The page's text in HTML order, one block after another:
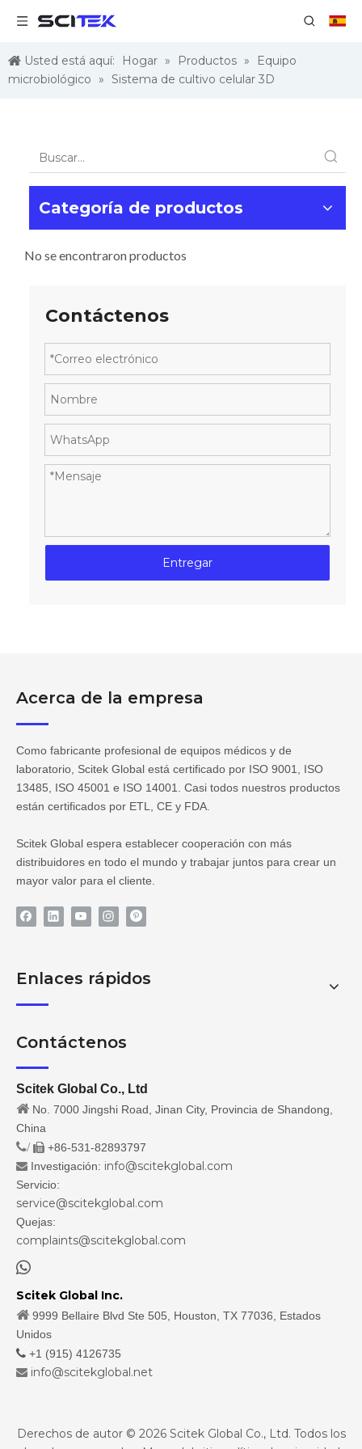
Usted está aquí: Hogar » Productos »
Equipo
microbiológico » Sistema de cultivo celular 3D
Categoría de productos
No se encontraron productos
Contáctenos
Entregar
Acerca de la empresa
Como fabricante profesional de equipos médicos y de
laboratorio, Scitek Global está certificado por ISO 9001, ISO
13485, ISO 45001 e ISO 14001. Casi todos nuestros productos
están certificados por ETL, CE y FDA.
Scitek Global espera establecer cooperación con más
distribuidores en todo el mundo y trabajar juntos para crear un
mayor valor para el cliente.
Enlaces rápidos
Contáctenos
Scitek Global Co., Ltd
 No. 7000 Jingshi Road, Jinan City, Provincia de Shandong,
China
/  +86-531-82893797
 Investigación: info@scitekglobal.com
Servicio:
service@scitekglobal.com
Quejas:
complaints@scitekglobal.com

Scitek Global Inc.
 9999 Bellaire Blvd Ste 505, Houston, TX 77036, Estados
Unidos
 +1 (915) 4126735
 info@scitekglobal.net
Derechos de autor © 2026Scitek Global Co., Ltd. Todos los